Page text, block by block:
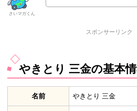
さいマガくん
スポンサーリンク
やきとり 三金の基本情
名前 やきとり 三金